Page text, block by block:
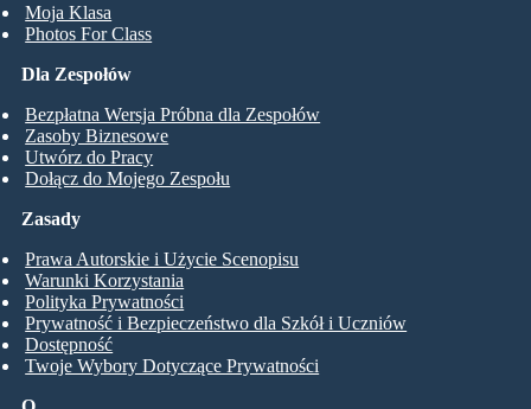
Moja Klasa
Photos For Class
Dla Zespołów
Bezpłatna Wersja Próbna dla Zespołów
Zasoby Biznesowe
Utwórz do Pracy
Dołącz do Mojego Zespołu
Zasady
Prawa Autorskie i Użycie Scenopisu
Warunki Korzystania
Polityka Prywatności
Prywatność i Bezpieczeństwo dla Szkół i Uczniów
Dostępność
Twoje Wybory Dotyczące Prywatności